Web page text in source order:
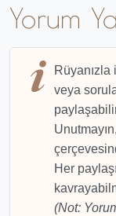
Yorum
veya
Her
(Not: